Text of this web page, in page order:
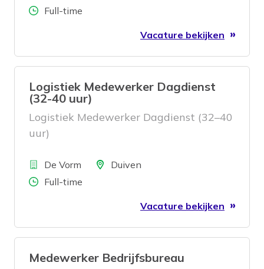
Aantal uren
Full-time
Vacature bekijken
Logistiek Medewerker Dagdienst
(32-40 uur)
Logistiek Medewerker Dagdienst (32–40
uur)
BedrijfDe Vorm LocatieDuiven
Aantal uren
Full-time
Vacature bekijken
Medewerker Bedrijfsbureau